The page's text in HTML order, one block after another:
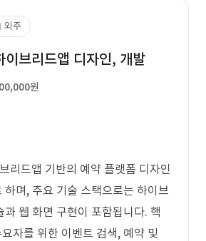
외주
이브리드앱 디자인, 개발
원
리드앱 기반의 예약 플랫폼 디자인
하며, 주요 기술 스택으로는 하이브
과 웹 화면 구현이 포함됩니다. 핵
자를 위한 이벤트 검색, 예약 및